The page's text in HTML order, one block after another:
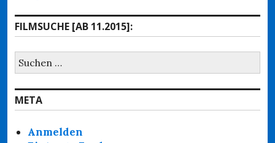
FILMSUCHE [AB 11.2015]:
Suchen
nach:
META
Anmelden